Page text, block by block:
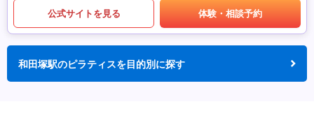
公式サイトを見る 体験・相談予約
和田塚駅のピラティスを目的別に探す